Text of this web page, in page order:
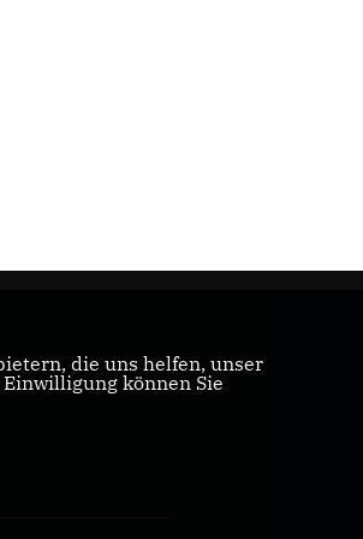
die uns helfen, unser
können Sie